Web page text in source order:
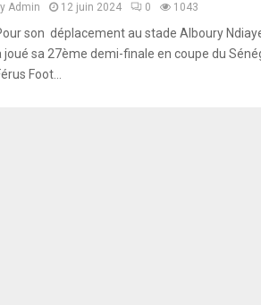
Admin 12 juin 2024 0 1043
son déplacement au stade Alboury
joué sa 27ème demi-finale en coupe du
Foot...